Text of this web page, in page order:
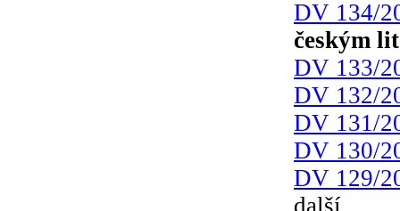
DV 134/
českým
DV 133/
DV 132/
DV 131/
DV 130/
DV 129/
další